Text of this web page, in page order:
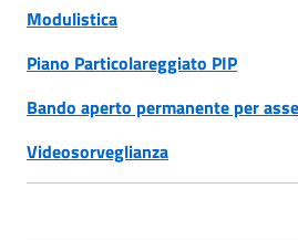
Modulistica
Piano Particolareggiato PIP
Bando aperto permanente per
Videosorveglianza